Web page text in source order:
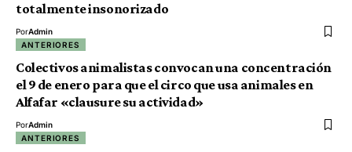
totalmente insonorizado
PorAdmin
ANTERIORES
Colectivos animalistas convocan una concentración
el 9 de enero para que el circo que usa animales en
Alfafar «clausure su actividad»
PorAdmin
ANTERIORES